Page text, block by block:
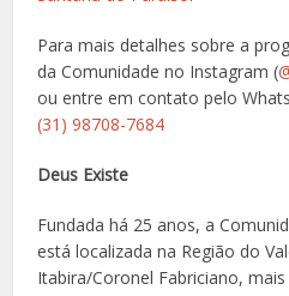
Para mais detalhes sobre a
da Comunidade no Instagram (
ou entre em contato pelo
(31) 98708-7684
Deus Existe
Fundada há 25 anos, a
está localizada na Região do
Itabira/Coronel Fabriciano,